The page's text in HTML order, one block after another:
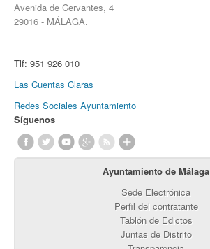
Avenida de Cervantes, 4
29016 - MÁLAGA.
Tlf: 951 926 010
Las Cuentas Claras
Redes Sociales Ayuntamiento
Síguenos
Ayuntamiento de Málaga
Sede Electrónica
Perfil del contratante
Tablón de Edictos
Juntas de Distrito